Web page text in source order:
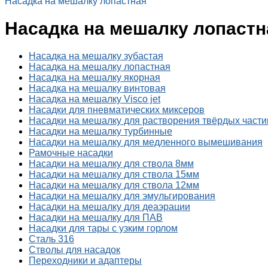
Насадка на мешалку
Насадка на мешалку зубастая
Насадка на мешалку лопастная
Насадка на мешалку якорная
Насадка на мешалку винтовая
Насадка на мешалку Visco jet
Насадки для пневматических миксеров
Насадки на мешалку для растворения твёрдых
Насадки на мешалку турбинные
Насадки на мешалку для медленного вымешивания
Рамочные насадки
Насадки на мешалку для ствола 8мм
Насадки на мешалку для ствола 15мм
Насадки на мешалку для ствола 12мм
Насадки на мешалку для эмульгирования
Насадки на мешалку для деаэрации
Насадки на мешалку для ПАВ
Насадки для тары с узким горлом
Сталь 316
Стволы для насадок
Переходники и адаптеры